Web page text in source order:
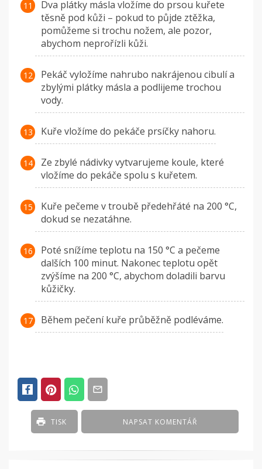
Dva plátky másla vložíme do prsou kuřete
těsně pod kůži – pokud to půjde ztěžka,
pomůžeme si trochu nožem, ale pozor,
abychom neprořízli kůži.
Pekáč vyložíme nahrubo nakrájenou cibulí a
zbylými plátky másla a podlijeme trochou
vody.
Kuře vložíme do pekáče prsíčky nahoru.
Ze zbylé nádivky vytvarujeme koule, které
vložíme do pekáče spolu s kuřetem.
Kuře pečeme v troubě předehřáté na 200 °C,
dokud se nezatáhne.
Poté snížíme teplotu na 150 °C a pečeme
dalších 100 minut. Nakonec teplotu opět
zvýšíme na 200 °C, abychom doladili barvu
kůžičky.
Během pečení kuře průběžně podléváme.
NAPSAT KOMENTÁŘ
TISK